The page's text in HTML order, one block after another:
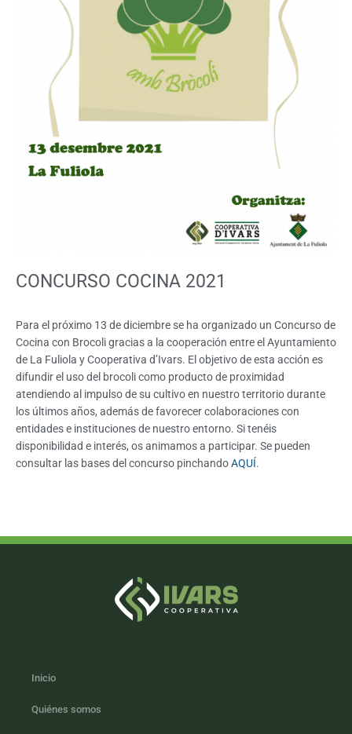
CONCURSO COCINA 2021
Para el próximo 13 de diciembre se ha organizado un Concurso de
Cocina con Brocoli gracias a la cooperación entre el Ayuntamiento
de La Fuliola y Cooperativa d’Ivars. El objetivo de esta acción es
difundir el uso del brocoli como producto de proximidad
atendiendo al impulso de su cultivo en nuestro territorio durante
los últimos años, además de favorecer colaboraciones con
entidades e instituciones de nuestro entorno. Si tenéis
disponibilidad e interés, os animamos a participar. Se pueden
consultar las bases del concurso pinchandoAQUÍ.
Inicio
Quiénes somos